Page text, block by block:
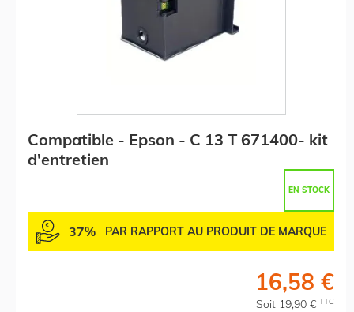
Compatible - Epson - C 13 T 671400- kit
d'entretien
EN STOCK
37% PAR RAPPORT AU PRODUIT DE MARQUE
16,58 €
Soit 19,90 € TTC